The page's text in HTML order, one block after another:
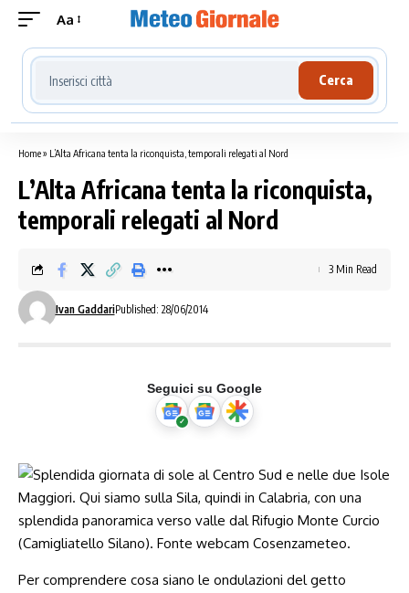
Aa
Cerca località meteo
Cerca
Home» L’Alta Africana tenta la riconquista, temporali relegati al Nord
L’Alta Africana tenta la riconquista,
temporali relegati al Nord
Ivan GaddariPublished: 28/06/2014
3 Min Read
Seguici su Google
Per comprendere cosa siano le ondulazioni del getto